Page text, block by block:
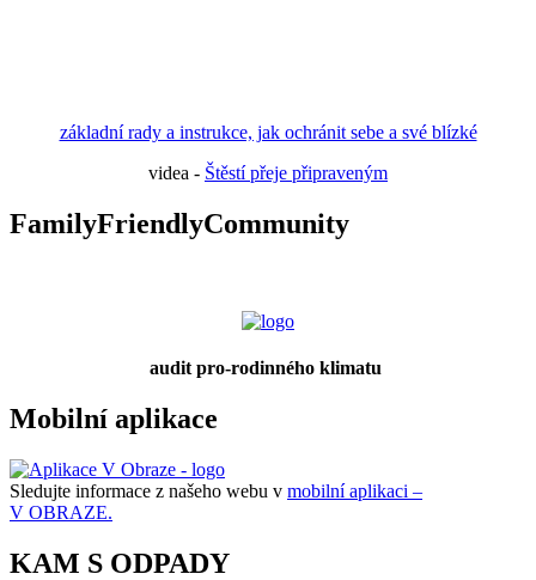
základní rady a instrukce, jak ochránit sebe a své blízké
videa - Štěstí přeje připraveným
FamilyFriendlyCommunity
audit pro-rodinného klimatu
Mobilní aplikace
Sledujte informace z našeho webu v mobilní aplikaci –
V OBRAZE.
KAM S ODPADY